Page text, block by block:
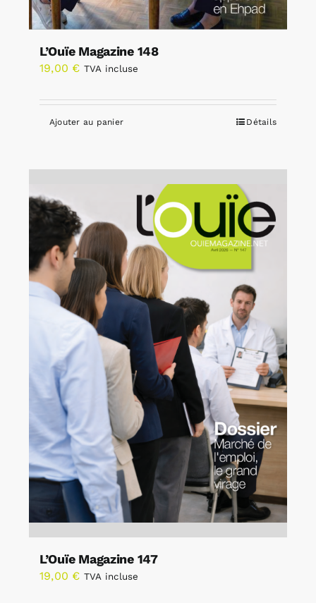
L’Ouïe Magazine 148
19,00 € TVA incluse
Ajouter au panier Détails
L’Ouïe Magazine 147
19,00 € TVA incluse